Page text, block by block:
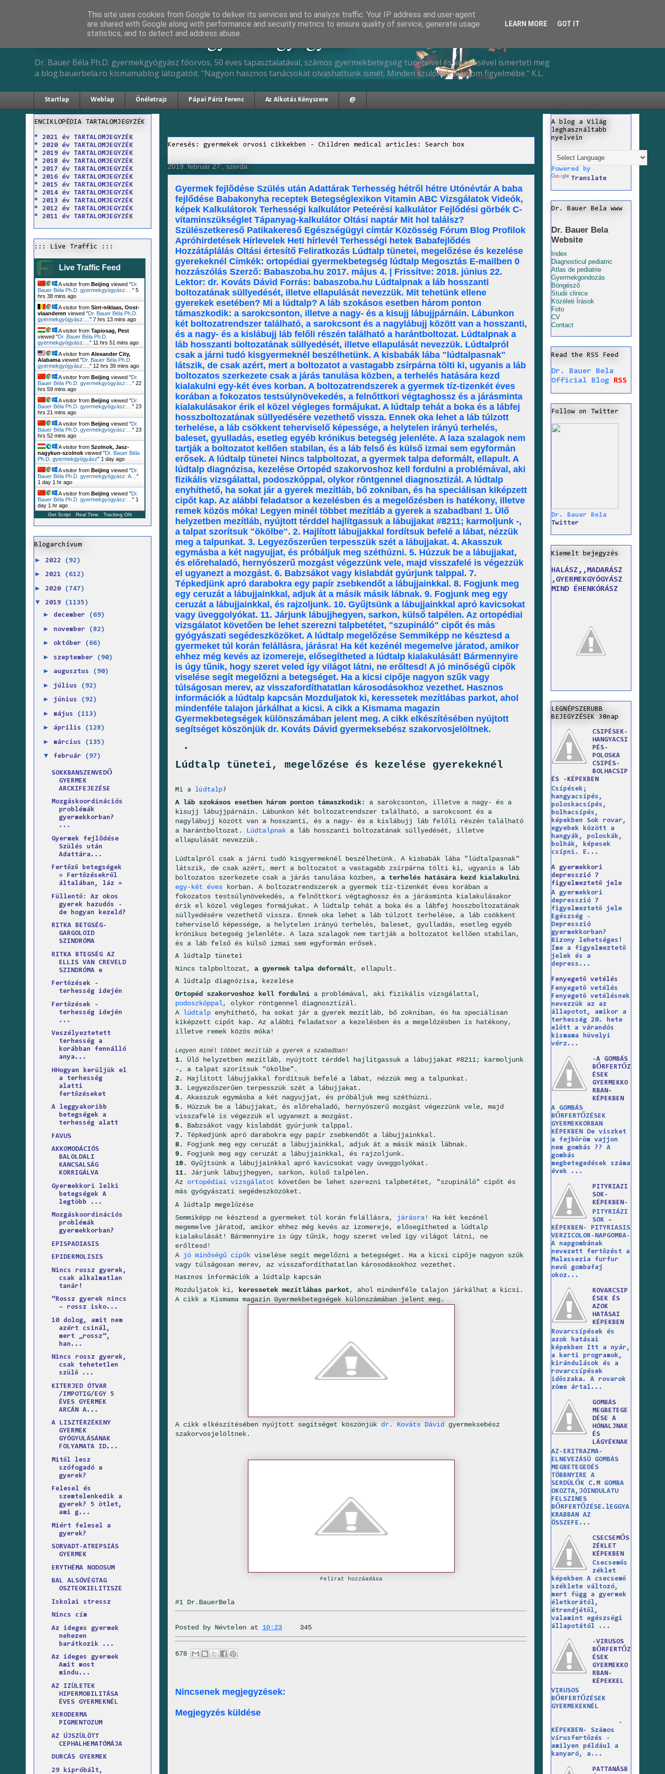
Dr. Bauer Béla Ph.D. gyermekgyógyász
Dr. Bauer Béla Ph.D. gyermekgyógyász főorvos, 50 éves tapasztalatával, számos gyermekbetegség tüneteivel és kezelésével ismerteti meg
a blog.bauerbela.ro kismamablog látogatóit. "Nagyon hasznos tanácsokat olvashattunk ismét. Minden szülőnek ajánlom figyelmébe." K.L.
Startlap Weblap Önéletrajz Pápai Páriz Ferenc Az Alkotás Kényszere @
Keresés: gyermekek orvosi cikkekben - Children medical articles: Search box
2019. február 27., szerda
Gyermek fejlõdése Szülés után Adattárak Terhesség hétről hétre Utónévtár A baba
fejlődése Babakonyha receptek Betegséglexikon Vitamin ABC Vizsgálatok Videók,
képek Kalkulátorok Terhességi kalkulátor Peteérési kalkulátor Fejlődési görbék C-
vitaminszükséglet Tápanyag-kalkulátor Oltási naptár Mit hol találsz?
Szülészetkereső Patikakereső Egészségügyi címtár Közösség Fórum Blog Profilok
Apróhirdetések Hírlevelek Heti hírlevél Terhességi hetek Babafejlődés
Hozzátáplálás Oltási értesítő Feliratkozás Lúdtalp tünetei, megelőzése és kezelése
gyerekeknél Címkék: ortopédiai gyermekbetegség lúdtalp Megosztás E-mailben 0
hozzászólás Szerző: Babaszoba.hu 2017. május 4. | Frissítve: 2018. június 22.
Lektor: dr. Kováts Dávid Forrás: babaszoba.hu Lúdtalpnak a láb hosszanti
boltozatának süllyedését, illetve ellapulását nevezzük. Mit tehetünk ellene
gyerekek esetében? Mi a lúdtalp? A láb szokásos esetben három ponton
támaszkodik: a sarokcsonton, illetve a nagy- és a kisujj lábujjpárnáin. Lábunkon
két boltozatrendszer található, a sarokcsont és a nagylábujj között van a hosszanti,
és a nagy- és a kislábujj láb felőli részén található a harántboltozat. Lúdtalpnak a
láb hosszanti boltozatának süllyedését, illetve ellapulását nevezzük. Lúdtalpról
csak a járni tudó kisgyermeknél beszélhetünk. A kisbabák lába "lúdtalpasnak"
látszik, de csak azért, mert a boltozatot a vastagabb zsírpárna tölti ki, ugyanis a láb
boltozatos szerkezete csak a járás tanulása közben, a terhelés hatására kezd
kialakulni egy-két éves korban. A boltozatrendszerek a gyermek tíz-tizenkét éves
korában a fokozatos testsúlynövekedés, a felnőttkori végtaghossz és a járásminta
kialakulásakor érik el közel végleges formájukat. A lúdtalp tehát a boka és a lábfej
hosszboltozatának süllyedésére vezethető vissza. Ennek oka lehet a láb túlzott
terhelése, a láb csökkent teherviselő képessége, a helytelen irányú terhelés,
baleset, gyulladás, esetleg egyéb krónikus betegség jelenléte. A laza szalagok nem
tartják a boltozatot kellően stabilan, és a láb felső és külső izmai sem egyformán
erősek. A lúdtalp tünetei Nincs talpboltozat, a gyermek talpa deformált, ellapult. A
lúdtalp diagnózisa, kezelése Ortopéd szakorvoshoz kell fordulni a problémával, aki
fizikális vizsgálattal, podoszkóppal, olykor röntgennel diagnosztizál. A lúdtalp
enyhíthető, ha sokat jár a gyerek mezítláb, bő zokniban, és ha speciálisan kiképzett
cipőt kap. Az alábbi feladatsor a kezelésben és a megelőzésben is hatékony, illetve
remek közös móka! Legyen minél többet mezítláb a gyerek a szabadban! 1. Ülő
helyzetben mezítláb, nyújtott térddel hajlítgassuk a lábujjakat #8211; karmoljunk -,
a talpat szorítsuk "ökölbe". 2. Hajlított lábujjakkal fordítsuk befelé a lábat, nézzük
meg a talpunkat. 3. Legyezőszerűen terpesszük szét a lábujjakat. 4. Akasszuk
egymásba a két nagyujjat, és próbáljuk meg széthúzni. 5. Húzzuk be a lábujjakat,
és előrehaladó, hernyószerű mozgást végezzünk vele, majd visszafelé is végezzük
el ugyanezt a mozgást. 6. Babzsákot vagy kislabdát gyúrjunk talppal. 7.
Tépkedjünk apró darabokra egy papír zsebkendőt a lábujjainkkal. 8. Fogjunk meg
egy ceruzát a lábujjainkkal, adjuk át a másik másik lábnak. 9. Fogjunk meg egy
ceruzát a lábujjainkkal, és rajzoljunk. 10. Gyűjtsünk a lábujjainkkal apró kavicsokat
vagy üveggolyókat. 11. Járjunk lábujjhegyen, sarkon, külső talpélen. Az ortopédiai
vizsgálatot követően be lehet szerezni talpbetétet, "szupináló" cipőt és más
gyógyászati segédeszközöket. A lúdtalp megelőzése Semmiképp ne késztesd a
gyermeket túl korán felállásra, járásra! Ha két kezénél megemelve járatod, amikor
ehhez még kevés az izomereje, elősegítheted a lúdtalp kialakulását! Bármennyire
is úgy tűnik, hogy szeret veled így világot látni, ne erőltesd! A jó minőségű cipők
viselése segít megelőzni a betegséget. Ha a kicsi cipője nagyon szűk vagy
túlságosan merev, az visszafordíthatatlan károsodásokhoz vezethet. Hasznos
információk a lúdtalp kapcsán Mozduljatok ki, keressetek mezítlábas parkot, ahol
mindenféle talajon járkálhat a kicsi. A cikk a Kismama magazin
Gyermekbetegségek különszámában jelent meg. A cikk elkészítésében nyújtott
segítséget köszönjük dr. Kováts Dávid gyermeksebész szakorvosjelöltnek.
Lúdtalp tünetei, megelőzése és kezelése gyerekeknél
Mi a lúdtalp ?
A láb szokásos esetben három ponton támaszkodik:
a sarokcsonton, illetve a nagy- és a
kisujj lábujjpárnáin. Lábunkon két boltozatrendszer található, a sarokcsont és a
nagylábujj között van a hosszanti, és a nagy- és a kislábujj láb felőli részén található
a harántboltozat. Lúdtalpnak a láb hosszanti boltozatának süllyedését, illetve
ellapulását nevezzük.
Lúdtalpról csak a járni tudó kisgyermeknél beszélhetünk. A kisbabák lába "lúdtalpasnak"
látszik, de csak azért, mert a boltozatot a vastagabb zsírpárna tölti ki, ugyanis a láb
boltozatos szerkezete csak a járás tanulása közben, a terhelés hatására kezd kialakulni
egy-két éves korban. A boltozatrendszerek a gyermek tíz-tizenkét éves korában a
fokozatos testsúlynövekedés, a felnőttkori végtaghossz és a járásminta kialakulásakor
érik el közel végleges formájukat. A lúdtalp tehát a boka és a lábfej hosszboltozatának
süllyedésére vezethető vissza. Ennek oka lehet a láb túlzott terhelése, a láb csökkent
teherviselő képessége, a helytelen irányú terhelés, baleset, gyulladás, esetleg egyéb
krónikus betegség jelenléte. A laza szalagok nem tartják a boltozatot kellően stabilan,
és a láb felső és külső izmai sem egyformán erősek.
A lúdtalp tünetei
Nincs talpboltozat, a gyermek talpa deformált, ellapult.
A lúdtalp diagnózisa, kezelése
Ortopéd szakorvoshoz kell fordulni a problémával, aki fizikális vizsgálattal,
podoszkóppal, olykor röntgennel diagnosztizál.
A lúdtalp enyhíthető, ha sokat jár a gyerek mezítláb, bő zokniban, és ha speciálisan
kiképzett cipőt kap. Az alábbi feladatsor a kezelésben és a megelőzésben is hatékony,
illetve remek közös móka!
Legyen minél többet mezítláb a gyerek a szabadban!
1.
Ülő helyzetben mezítláb, nyújtott térddel hajlítgassuk a lábujjakat #8211; karmoljunk
-, a talpat szorítsuk "ökölbe".
2. Hajlított lábujjakkal fordítsuk befelé a lábat, nézzük meg a talpunkat.
3.
Legyezőszerűen terpesszük szét a lábujjakat.
4.
Akasszuk egymásba a két nagyujjat, és próbáljuk meg széthúzni.
5.
Húzzuk be a lábujjakat, és előrehaladó, hernyószerű mozgást végezzünk vele, majd
visszafelé is végezzük el ugyanezt a mozgást.
6.
Babzsákot vagy kislabdát gyúrjunk talppal.
7.
Tépkedjünk apró darabokra egy papír zsebkendőt a lábujjainkkal.
8.
Fogjunk meg egy ceruzát a lábujjainkkal, adjuk át a másik másik lábnak.
9.
Fogjunk meg egy ceruzát a lábujjainkkal, és rajzoljunk.
10.
Gyűjtsünk a lábujjainkkal apró kavicsokat vagy üveggolyókat.
11. Járjunk lábujjhegyen, sarkon, külső talpélen.
Az ortopédiai vizsgálatot követően be lehet szerezni talpbetétet, "szupináló" cipőt és
más gyógyászati segédeszközöket.
A lúdtalp megelőzése
Semmiképp ne késztesd a gyermeket túl korán felállásra, járásra! Ha két kezénél
megemelve járatod, amikor ehhez még kevés az izomereje, elősegítheted a lúdtalp
kialakulását! Bármennyire is úgy tűnik, hogy szeret veled így világot látni, ne
erőltesd!
A jó minőségű cipők viselése segít megelőzni a betegséget. Ha a kicsi cipője nagyon szűk
vagy túlságosan merev, az visszafordíthatatlan károsodásokhoz vezethet.
Hasznos információk a lúdtalp kapcsán
Mozduljatok ki, keressetek mezítlábas parkot, ahol mindenféle talajon járkálhat a kicsi.
A cikk a Kismama magazin Gyermekbetegségek különszámában jelent meg.
A cikk elkészítésében nyújtott segítséget köszönjük dr. Kováts Dávid
gyermeksebész
szakorvosjelöltnek.
Felirat hozzáadása
#1 Dr.BauerBela
Posted by Névtelen at 10:23 345
678
Nincsenek megjegyzések:
Megjegyzés küldése
ENCIKLOPÉDIA TARTALOMJEGYZÉK
* 2021 év TARTALOMJEGYZÉK
* 2020 év TARTALOMJEGYZÉK
* 2019 év TARTALOMJEGYZÉK
* 2018 év TARTALOMJEGYZÉK
* 2017 év TARTALOMJEGYZÉK
* 2016 év TARTALOMJEGYZÉK
* 2015 év TARTALOMJEGYZÉK
* 2014 év TARTALOMJEGYZÉK
* 2013 év TARTALOMJEGYZÉK
* 2012 év TARTALOMJEGYZÉK
* 2011 év TARTALOMJEGYZÉK
::: Live Traffic :::
Live Traffic Feed
A visitor from Beijing viewed "Dr.
Bauer Béla Ph.D. gyermekgyógyász:… " 5
hrs 38 mins ago
A visitor from Sint-niklaas, Oost-
vlaanderen viewed "Dr. Bauer Béla Ph.D.
gyermekgyógyász:… " 7 hrs 13 mins ago
A visitor from Tapiosag, Pest
viewed "Dr. Bauer Béla Ph.D.
gyermekgyógyász:… " 11 hrs 51 mins ago
A visitor from Alexander City,
Alabama viewed "Dr. Bauer Béla Ph.D.
gyermekgyógyász:… " 12 hrs 39 mins ago
A visitor from Beijing viewed "Dr.
Bauer Béla Ph.D. gyermekgyógyász:… " 22
hrs 59 mins ago
A visitor from Beijing viewed "Dr.
Bauer Béla Ph.D. gyermekgyógyász:… " 23
hrs 21 mins ago
A visitor from Beijing viewed "Dr.
Bauer Béla Ph.D. gyermekgyógyász:… " 23
hrs 52 mins ago
A visitor from Szolnok, Jasz-
nagykun-szolnok viewed "Dr. Bauer Béla
Ph.D. gyermekgyógyász" 1 day ago
A visitor from Beijing viewed "Dr.
Bauer Béla Ph.D. gyermekgyógyász: A… "
1 day 1 hr ago
A visitor from Beijing viewed "Dr.
Bauer Béla Ph.D. gyermekgyógyász:… " 1
day 1 hr ago
Get Script Real Time Tracking ON
Blogarchívum
► 2022 (92)
► 2021 (612)
► 2020 (747)
▼ 2019 (1135)
► december (69)
► november (82)
► október (66)
► szeptember (90)
► augusztus (90)
► július (92)
► június (92)
► május (113)
► április (128)
► március (135)
▼ február (97)
SOKKBANSZENVEDŐ
GYERMEK
ARCKIFEJEZÉSE
Mozgáskoordinációs
problémák
gyermekkorban?
...
Gyermek fejlõdése
Szülés után
Adattára...
Fertőző betegségek
» Fertőzésekről
általában, láz »
Füllentő: Az okos
gyerek hazudós -
de hogyan kezeld?
RITKA BETGSÉG-
GARGOLOID
SZINDRÓMA
RITKA BTEGSÉG AZ
ELLIS VAN CREVELD
SZINDRÓMA e
Fertőzések -
terhesség idején
Fertőzések -
terhesség idején
...
Veszélyeztetett
terhesség a
korábban fennálló
anya...
HHogyan kerüljük el
a terhesség
alatti
fertőzéseket
A leggyakoribb
betegségek a
terhesség alatt
FAVUS
AKKOMODÁCIÓS
BALOLDALI
KANCSALSÁG
KORRIGÁLVA
Gyermekkori lelki
betegségek A
legtöbb ...
Mozgáskoordinációs
problémák
gyermekkorban?
EPISPADIASIS
EPIDERMOLISIS
Nincs rossz gyerek,
csak alkalmatlan
tanár!
“Rossz gyerek nincs
– rossz isko...
10 dolog, amit nem
azért csinál,
mert „rossz”,
han...
Nincs rossz gyerek,
csak tehetetlen
szülő ...
KITERJED ÓTVAR
/IMPOTIG/EGY 5
ÉVES GYERMEK
ARCÁN A...
A LISZTÉRZÉKENY
GYERMEK
GYÓGYULÁSÁNAK
FOLYAMATA ID...
Mitől lesz
szófogadó a
gyerek?
Felesel és
szemtelenkedik a
gyerek? 5 ötlet,
ami g...
Miért felesel a
gyerek?
SORVADT-ATREPSIÁS
GYERMEK
ERYTHÉMA NODOSUM
BAL ALSÓVÉGTAG
OSZTEOKIELITISZE
Iskolai stressz
Nincs cím
Az ideges gyermek
nehezen
barátkozik ...
Az ideges gyermek
Amit most
mindu...
AZ IZÜLETEK
HIPERMOBILITÁSA
ÉVES GYERMEKNÉL
XERODERMA
PIGMENTOZUM
AZ ÚJSZÜLÖTT
CEPHALHEMATÓMÁJA
DURCÁS GYERMEK
29 kipróbált,
A blog a Világ
leghasználtabb
nyelvein
Powered by
Translate
Dr. Bauer Bela www
Dr. Bauer Bela
Website
Index
Diagnosticul pediatric
Atlas de pediatrie
Gyermekgondozás
Böngésző
Studii clinice
Közéleti Írások
Foto
CV
Contact
Read the RSS Feed
Dr. Bauer Bela
Official Blog
RSS
Follow on Twitter
Dr. Bauer Bela
Twitter
Kiemelt bejegyzés
HALÁSZ,,MADARÁSZ
,GYERMEKGYÓGYÁSZ
MIND ÉHENKÓRÁSZ
LEGNÉPSZERUBB
BEJEGYZÉSEK 30nap
CSIPÉSEK-
HANGYACSI
PÉS-
POLOSKA
CSIPÉS-
BOLHACSIP
ÉS -KÉPEKBEN
Csípések;
hangyacsípés,
poloskacsípés,
bolhacsípés,
képekben Sok rovar,
egyebek között a
hangyák, poloskák,
bolhák, képesek
csípni. E...
A gyermekkori
depresszió 7
figyelmeztető jele
A gyermekkori
depresszió 7
figyelmeztető jele
Egészség -
Depresszió
gyermekkorban?
Bizony lehetséges!
Íme a figyelmeztető
jelek és a
depress...
Fenyegető vetélés
Fenyegető vetélés
Fenyegető vetélésnek
nevezzük az az
állapotot, amikor a
terhesség 20. hete
előtt a várandós
kismama hüvelyi
vérz...
-A GOMBÁS
BŐRFERTŐZ
ÉSEK
GYERMEKKO
RBAN-
KÉPEKBEN
A GOMBÁS
BŐRFERTŐZÉSEK
GYERMEKKORBAN
KÉPEKBEN De viszket
a fejbőröm vajjon
nem gombás ?? A
gombás
megbetegedések száma
évek ...
PITYRIAZI
SOK-
KÉPEKBEN-
PITYRIÁZI
SOK –
KÉPEKBEN- PITYRIASIS
VERZICOLOR-NAPGOMBA-
A napgombának
nevezett fertőzést a
Malassezia furfur
nevű gombafaj
okoz...
ROVARCSIP
ÉSEK ÉS
AZOK
HATÁSAI
KÉPEKBEN
Rovarcsípések és
azok hatásai
képekben Itt a nyár,
a kerti programok,
kirándulások és a
rovarcsípések
időszaka. A rovarok
zöme ártal...
GOMBÁS
MEGBETEGE
DÉSE A
HÓNALJNAK
ÉS
LÁGYÉKNAK
AZ-ERITRAZMA-
ELNEVEZÁSÜ GOMBÁS
MEGBETEGEDÉS
TÖBBNYIRE A
SERDÜLŐK C.M GOMBA
OKOZTA,JÓINDULATU
FELSZINES
BŐRFERTŐZÉSE.lEGGYA
KRABBAN AZ
ÖSSZEFE...
CSECSEMŐS
ZÉKLET
KÉPEKBEN
Csecsemős
zéklet
képekben A csecsemő
széklete változó,
mert függ a gyermek
életkorától,
étrendjétől,
valamint egészségi
állapotától ...
-VIRUSOS
BŐRFERTŐZ
ÉSEK
GYERMEKKO
RBAN-
KÉPEKKEL
VIRUSOS
BŐRFERTŐZÉSEK
GYERMEKEKNÉL
-
KÉPEKBEN- Számos
vírusfertőzés -
amilyen például a
kanyaró, a...
PATTANÁSB
This site uses cookies from Google to deliver its services and to analyze traffic. Your IP address and user-agent
are shared with Google along with performance and security metrics to ensure quality of service, generate usage
statistics, and to detect and address abuse.
LEARN MORE GOT IT